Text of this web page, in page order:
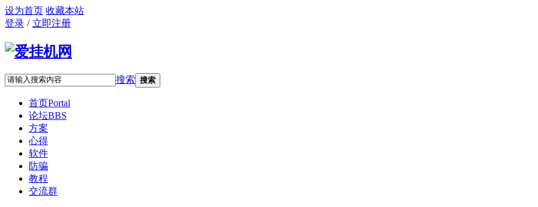
设为首页 收藏本站
登录 / 立即注册
搜索 搜索
首页Portal
论坛BBS
方案
心得
软件
防骗
教程
交流群